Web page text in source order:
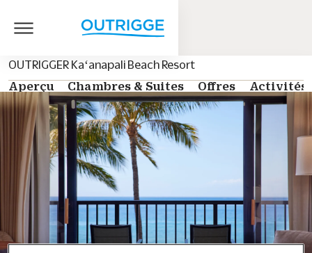
OUTRIGGER Kaʻanapali Beach Resort
Aperçu
Chambres & Suites Offres Activités